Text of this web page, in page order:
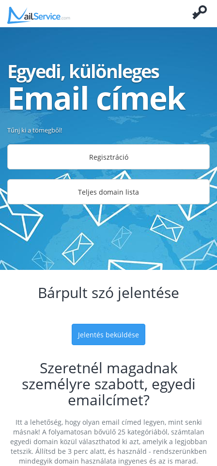
Egyedi, különleges
Email címek
Tűnj ki a tömegből!
Regisztráció
Teljes domain lista
Bárpult szó jelentése
Jelentés beküldése
Szeretnél magadnak
személyre szabott, egyedi
emailcímet?
Itt a lehetőség, hogy olyan email címed legyen, mint senki
másnak! A folyamatosan bővülő 25 kategóriából, számtalan
egyedi domain közül választhatod ki azt, amelyik a legjobban
tetszik. Állítsd be 3 perc alatt, és használd - rendszerünkben
mindegyik domain használata ingyenes és az is marad.